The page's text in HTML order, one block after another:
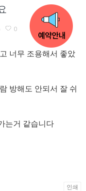
0
너무 조용해서 좋았
방해도 안되서 잘 쉬
는거 같습니다
인쇄